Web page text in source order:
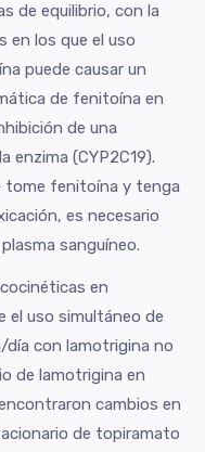
de equilibrio, con la
en los que el uso
puede causar un
de fenitoína en
de una
enzima (CYP2C19).
tome fenitoína y tenga
es necesario
sanguíneo.
en
el uso simultáneo de
con lamotrigina no
de lamotrigina en
cambios en
de topiramato